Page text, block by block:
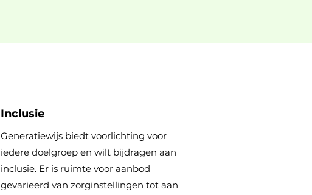
Inclusie
Generatiewijs biedt voorlichting voor
iedere doelgroep en wilt bijdragen aan
inclusie. Er is ruimte voor aanbod
gevarieerd van zorginstellingen tot aan